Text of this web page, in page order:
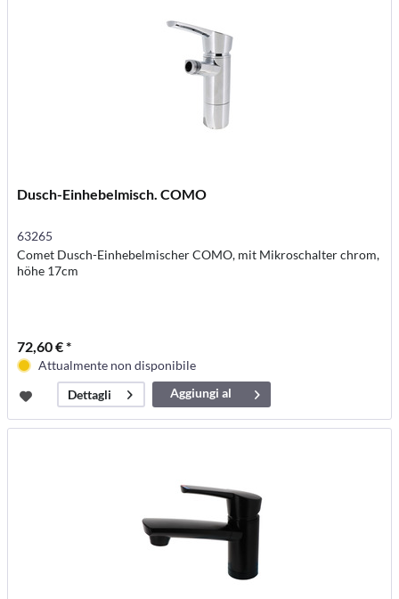
Dusch-Einhebelmisch. COMO
63265
Comet Dusch-Einhebelmischer COMO, mit Mikroschalter chrom,
höhe 17cm
72,60 € *
Attualmente non disponibile
Dettagli
Aggiungi al
carrello